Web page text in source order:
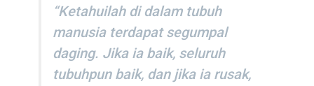
“Ketahuilah di dalam tubuh
manusia terdapat segumpal
daging. Jika ia baik, seluruh
tubuhpun baik, dan jika ia rusak,